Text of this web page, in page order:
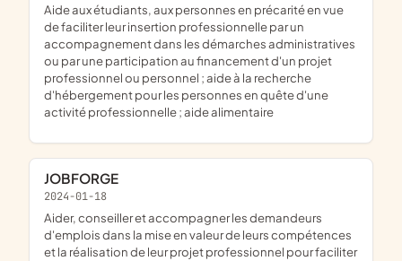
aide aux étudiants, aux personnes en précarité en vue
de faciliter leur insertion professionnelle par un
accompagnement dans les démarches administratives
ou par une participation au financement d'un projet
professionnel ou personnel ; aide à la recherche
d'hébergement pour les personnes en quête d'une
activité professionnelle ; aide alimentaire
JOBFORGE
2024-01-18
aider, conseiller et accompagner les demandeurs
d'emplois dans la mise en valeur de leurs compétences
et la réalisation de leur projet professionnel pour faciliter